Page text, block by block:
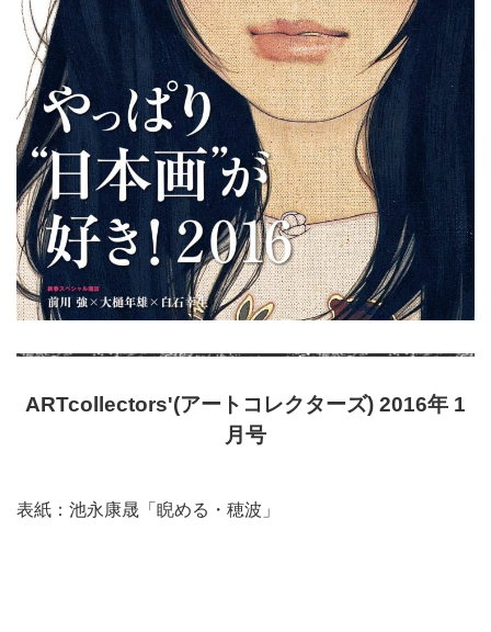
ARTcollectors'(アートコレクターズ) 2016年 1
月号
表紙：池永康晟「睨める・穂波」